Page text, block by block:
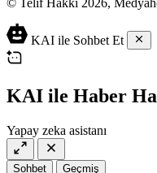
© Telif Hakkı 2026,
casino
siteleri
casino
2023
lordcasino
canlı
casino
siteleri
iyi
casino
vdcasino
vdcasino
giriş
ev
yapımı
salça
KAI ile Sohbet Et
KAI ile Haber
Yapay zeka asistanı
Sohbet Geçmiş